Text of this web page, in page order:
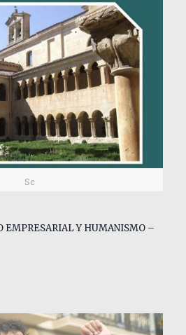
Sc
EMPRESARIAL Y HUMANISMO –